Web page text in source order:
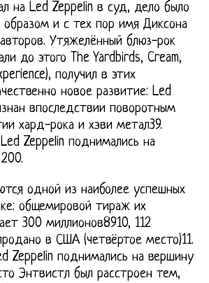
на Led Zeppelin в суд, дело было
и с тех пор имя Диксона
Утяжелённый блюз-рок
до этого The Yardbirds, Cream,
получил в этих
новое развитие: Led
впоследствии поворотным
хард-рока и хэви метал39.
Zeppelin поднимались на
одной из наиболее успешных
общемировой тираж их
300 миллионов8910, 112
в США (четвёртое место)11.
Zeppelin поднимались на вершину
Энтвистл был расстроен тем,